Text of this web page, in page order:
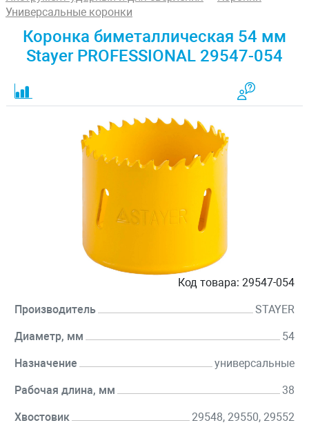
Универсальные коронки
Коронка биметаллическая 54 мм
Stayer PROFESSIONAL 29547-054
Код товара: 29547-054
Производитель STAYER
Диаметр, мм 54
Назначение универсальные
Рабочая длина, мм 38
Хвостовик 29548, 29550, 29552